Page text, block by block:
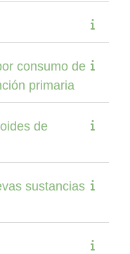
consumo de
primaria
de
sustancias